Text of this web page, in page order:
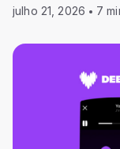
julho 21, 2026 7